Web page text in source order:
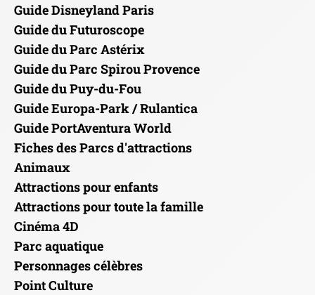
Guide Disneyland Paris
Guide du Futuroscope
Guide du Parc Astérix
Guide du Parc Spirou Provence
Guide du Puy-du-Fou
Guide Europa-Park / Rulantica
Guide PortAventura World
Fiches des Parcs d'attractions
Animaux
Attractions pour enfants
Attractions pour toute la famille
Cinéma 4D
Parc aquatique
Personnages célèbres
Point Culture